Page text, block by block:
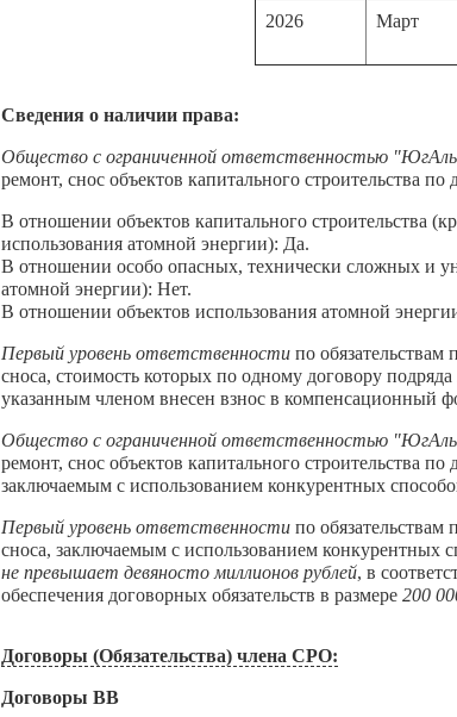
2026 Март
Сведения о наличии права:
Общество с ограниченной ответственностью
ремонт, снос объектов капитального строительства
В отношении объектов капитального строительства
использования атомной энергии): Да.
В отношении особо опасных, технически сложных и
атомной энергии): Нет.
В отношении объектов использования атомной
Первый уровень ответственности по обязательствам
сноса, стоимость которых по одному договору подряда
указанным членом внесен взнос в компенсационный
Общество с ограниченной ответственностью
ремонт, снос объектов капитального строительства
заключаемым с использованием конкурентных
Первый уровень ответственности по обязательствам
сноса, заключаемым с использованием конкурентных
не превышает девяносто миллионов рублей, в
обеспечения договорных обязательств в размере200
Договоры (Обязательства) члена СРО:
Договоры ВВ